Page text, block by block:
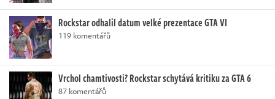
Rockstar odhalil datum velké prezentace GTA VI
119 komentářů
Vrchol chamtivosti? Rockstar schytává kritiku za GTA 6
87 komentářů